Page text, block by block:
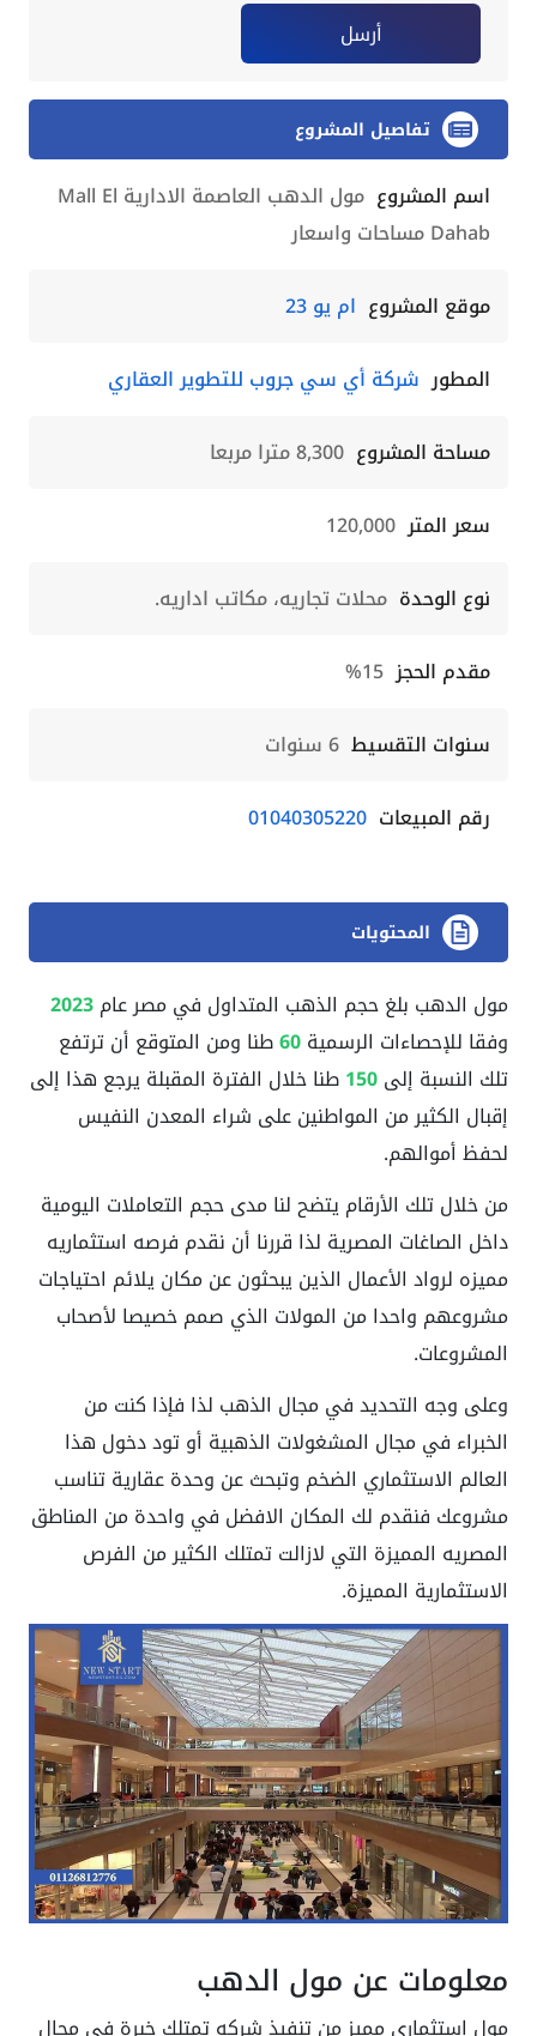
أرسل
تفاصيل المشروع
اسم المشروع
مول الدهب العاصمة الادارية Mall El
Dahab مساحات واسعار
موقع المشروع ام يو 23
المطور شركة أي سي جروب للتطوير العقاري
مساحة المشروع 8,300 مترا مربعا
سعر المتر 120,000
نوع الوحدة محلات تجاريه، مكاتب اداريه.
مقدم الحجز 15%
سنوات التقسيط 6 سنوات
رقم المبيعات 01040305220
المحتويات
مول الدهب بلغ حجم الذهب المتداول في مصر عام2023
وفقا للإحصاءات الرسمية60طنا ومن المتوقع أن ترتفع
تلك النسبة إلى150طنا خلال الفترة المقبلة يرجع هذا إلى
إقبال الكثير من المواطنين على شراء المعدن النفيس
لحفظ أموالهم.
من خلال تلك الأرقام يتضح لنا مدى حجم التعاملات اليومية
داخل الصاغات المصرية لذا قررنا أن نقدم فرصه استثماريه
مميزه لرواد الأعمال الذين يبحثون عن مكان يلائم احتياجات
مشروعهم واحدا من المولات الذي صمم خصيصا لأصحاب
المشروعات.
وعلى وجه التحديد في مجال الذهب لذا فإذا كنت من
الخبراء في مجال المشغولات الذهبية أو تود دخول هذا
العالم الاستثماري الضخم وتبحث عن وحدة عقارية تناسب
مشروعك فنقدم لك المكان الافضل في واحدة من المناطق
المصريه المميزة التي لازالت تمتلك الكثير من الفرص
الاستثمارية المميزة.
معلومات عن مول الدهب
مول استثماري مميز من تنفيذ شركه تمتلك خبرة في مجال